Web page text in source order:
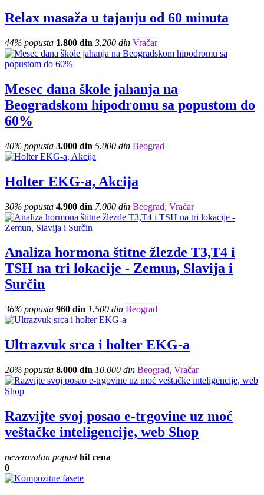
Relax masaža u tajanju od 60 minuta
44% popusta 1.800 din 3.200 din Vračar
Mesec dana škole jahanja na
Beogradskom hipodromu sa popustom do
60%
40% popusta 3.000 din 5.000 din Beograd
Holter EKG-a, Akcija
30% popusta 4.900 din 7.000 din Beograd, Vračar
Analiza hormona štitne žlezde T3,T4 i
TSH na tri lokacije - Zemun, Slavija i
Surčin
36% popusta 960 din 1.500 din Beograd
Ultrazvuk srca i holter EKG-a
20% popusta 8.000 din 10.000 din Beograd, Vračar
Razvijte svoj posao e-trgovine uz moć
veštačke inteligencije, web Shop
neverovatan popust hit cena
0